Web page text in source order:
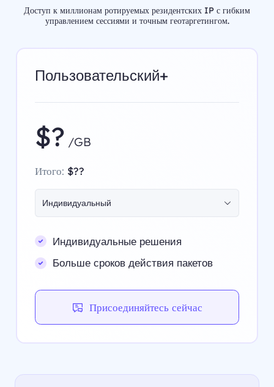
Доступ к миллионам ротируемых резидентских IP с гибким
управлением сессиями и точным геотаргетингом.
Пользовательский+
$? /GB
Итого: $??
Индивидуальный
Индивидуальные решения
Больше сроков действия пакетов
Присоединяйтесь сейчас